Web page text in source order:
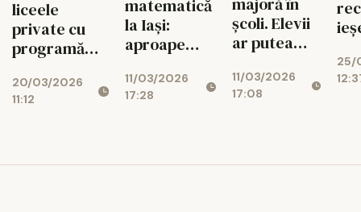
liceele
private cu
programă
Ce variante
ai în
taxele în
20/03/2026
11:12
matematică
la Iași:
aproape
elevi au
participat la
două zile
11/03/2026
17:28
școli. Elevii
ar putea
cursurile
mai târziu
11/03/2026
17:08
25/